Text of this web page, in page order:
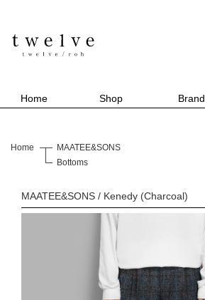
Home Shop Brand
Home
MAATEE&SONS
Bottoms
MAATEE&SONS / Kenedy (Charcoal)